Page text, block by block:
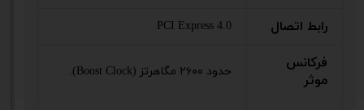
رابط اتصال PCI Express 4.0
فرکانس
موثر
حدود ۲۶۰۰ مگاهرتز (Boost Clock).